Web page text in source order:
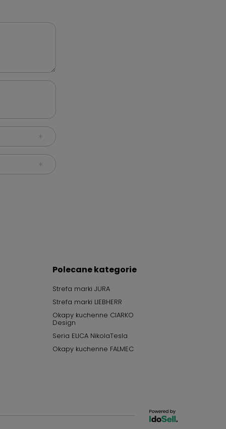
Polecane kategorie
Strefa marki JURA
Strefa marki LIEBHERR
Okapy kuchenne CIARKO
Design
Seria ELICA NikolaTesla
Okapy kuchenne FALMEC